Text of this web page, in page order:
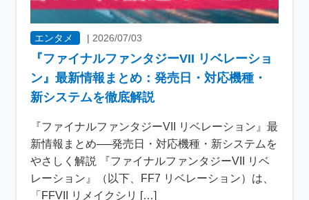
エンタメ | 2026/07/03
『ファイナルファンタジーVII リベレーショ
ン』最新情報まとめ：発売日・対応機種・
新システムを徹底解説
『ファイナルファンタジーVII リベレーション』最
新情報まとめ──発売日・対応機種・新システムを
やさしく解説 『ファイナルファンタジーVII リベ
レーション』（以下、FF7 リベレーション）は、
「FFVII リメイクシリ […]